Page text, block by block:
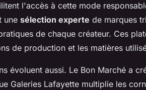
l'accès à cette mode
une sélection experte de marques
de chaque créateur. Ces
de production et les matières
évoluent aussi. Le Bon Marché a
Galeries Lafayette multiplie les